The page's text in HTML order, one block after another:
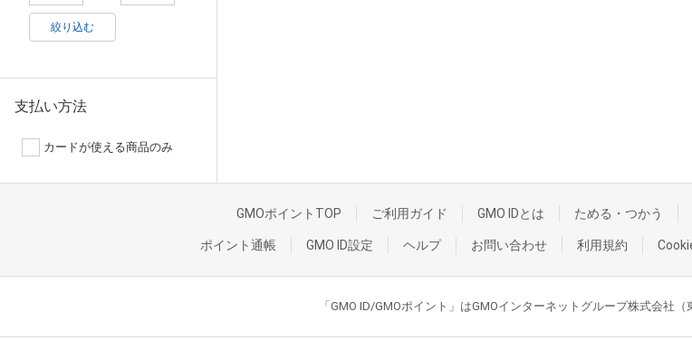
絞り込む
支払い方法
カードが使える商品のみ
GMOポイントTOP ご利用ガイド GMO IDとは ためる・つかう
ポイント通帳 GMO ID設定 ヘルプ お問い合わせ 利用規約
「GMO ID/GMOポイント」はGMOインターネットグループ株式会社